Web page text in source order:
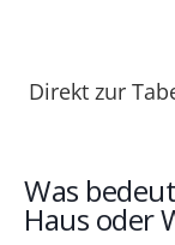
Direkt zur
Was
Haus oder